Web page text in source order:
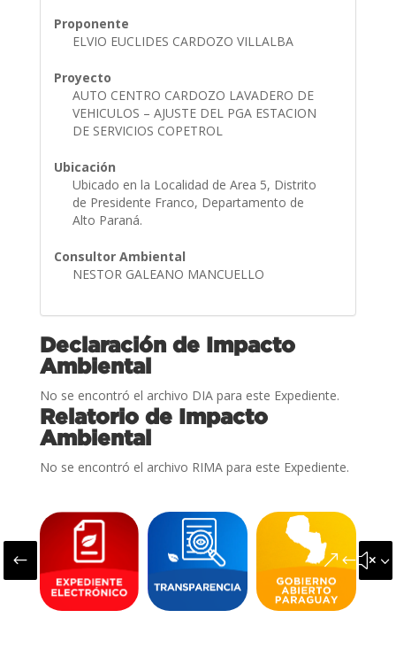
Proponente
ELVIO EUCLIDES CARDOZO VILLALBA
Proyecto
AUTO CENTRO CARDOZO LAVADERO DE
VEHICULOS – AJUSTE DEL PGA ESTACION
DE SERVICIOS COPETROL
Ubicación
Ubicado en la Localidad de Area 5, Distrito
de Presidente Franco, Departamento de
Alto Paraná.
Consultor Ambiental
NESTOR GALEANO MANCUELLO
Declaración de Impacto
Ambiental
No se encontró el archivo DIA para este Expediente.
Relatorio de Impacto
Ambiental
No se encontró el archivo RIMA para este Expediente.
#